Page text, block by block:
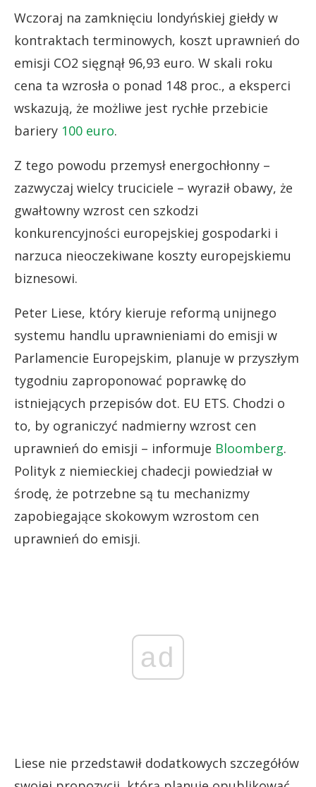
Wczoraj na zamknięciu londyńskiej giełdy w
kontraktach terminowych, koszt uprawnień do
emisji CO2 sięgnął 96,93 euro. W skali roku
cena ta wzrosła o ponad 148 proc., a eksperci
wskazują, że możliwe jest rychłe przebicie
bariery 100 euro.
Z tego powodu przemysł energochłonny –
zazwyczaj wielcy truciciele – wyraził obawy, że
gwałtowny wzrost cen szkodzi
konkurencyjności europejskiej gospodarki i
narzuca nieoczekiwane koszty europejskiemu
biznesowi.
Peter Liese, który kieruje reformą unijnego
systemu handlu uprawnieniami do emisji w
Parlamencie Europejskim, planuje w przyszłym
tygodniu zaproponować poprawkę do
istniejących przepisów dot. EU ETS. Chodzi o
to, by ograniczyć nadmierny wzrost cen
uprawnień do emisji – informuje Bloomberg.
Polityk z niemieckiej chadecji powiedział w
środę, że potrzebne są tu mechanizmy
zapobiegające skokowym wzrostom cen
uprawnień do emisji.
ad
Liese nie przedstawił dodatkowych szczegółów